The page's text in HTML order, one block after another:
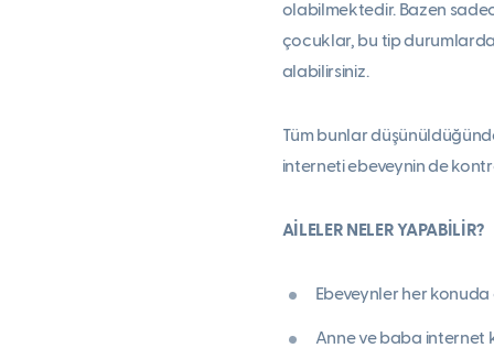
olabilmektedir. Bazen
çocuklar, bu tip durumlarda
alabilirsiniz.
Tüm bunlar
interneti ebeveynin de
AİLELER NELER YAPABİLİR?
Ebeveynler her
Anne ve baba internet